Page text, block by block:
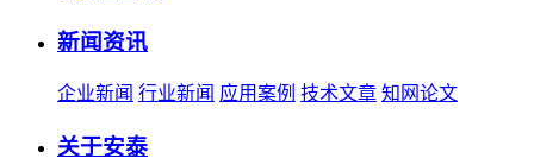
新闻资讯
企业新闻 行业新闻 应用案例 技术文章 知网论文
关于安泰